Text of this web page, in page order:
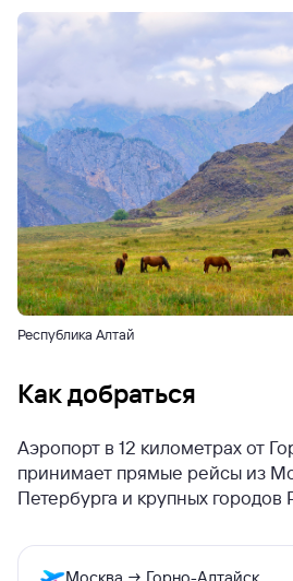
Республика Алтай
Как добраться
Аэропорт в 12 километрах от
принимает прямые рейсы из
Петербурга и крупных городов